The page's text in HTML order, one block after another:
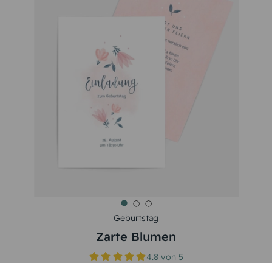
Geburtstag
Zarte Blumen
4.8 von5